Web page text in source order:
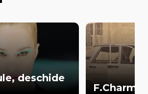
deschide
F.Charm